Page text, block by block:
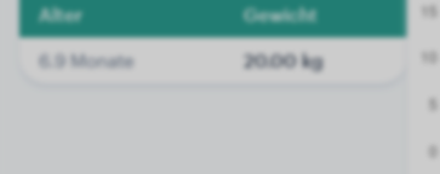
Alter Gewicht
6.9 Monate 20.00 kg